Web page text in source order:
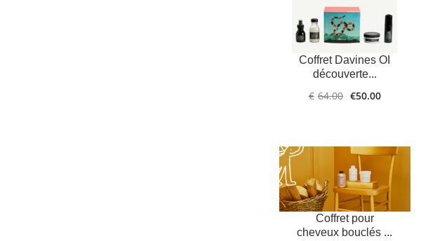
Coffret Davines OI
découverte...
€ 64.00 €50.00
Coffret pour
cheveux bouclés ...
SUITE
D'INFOS
AJOUTER
AU PANIER
PLUS
D'INFOS